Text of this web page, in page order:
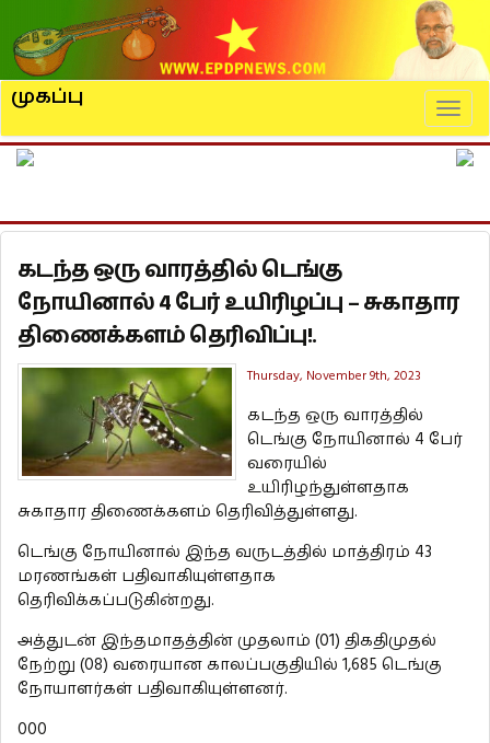
முகப்பு
கடந்த ஒரு வாரத்தில் டெங்கு
நோயினால் 4 பேர் உயிரிழப்பு – சுகாதார
திணைக்களம் தெரிவிப்பு!.
Thursday, November 9th, 2023
கடந்த ஒரு வாரத்தில்
டெங்கு நோயினால் 4 பேர்
வரையில்
உயிரிழந்துள்ளதாக
சுகாதார திணைக்களம் தெரிவித்துள்ளது.
டெங்கு நோயினால் இந்த வருடத்தில் மாத்திரம் 43
மரணங்கள் பதிவாகியுள்ளதாக
தெரிவிக்கப்படுகின்றது.
அத்துடன் இந்தமாதத்தின் முதலாம் (01) திகதிமுதல்
நேற்று (08) வரையான காலப்பகுதியில் 1,685 டெங்கு
நோயாளர்கள் பதிவாகியுள்ளனர்.
000